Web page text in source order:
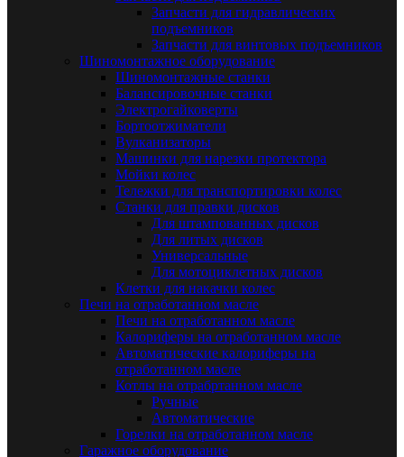
Запчасти для гидравлических
подъемников
Запчасти для винтовых подъемников
Шиномонтажное оборудование
Шиномонтажные станки
Балансировочные станки
Электрогайковерты
Бортоотжиматели
Вулканизаторы
Машинки для нарезки протектора
Мойки колес
Тележки для транспортировки колес
Станки для правки дисков
Для штампованных дисков
Для литых дисков
Универсальные
Для мотоциклетных дисков
Клетки для накачки колес
Печи на отработанном масле
Печи на отработанном масле
Калориферы на отработанном масле
Автоматические калориферы на
отработанном масле
Котлы на отрабртанном масле
Ручные
Автоматические
Горелки на отработанном масле
Гаражное оборудование